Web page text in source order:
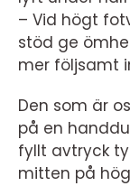
– Vid högt
stöd ge
mer följsamt
Den som är
på en
fyllt avtryck
mitten på